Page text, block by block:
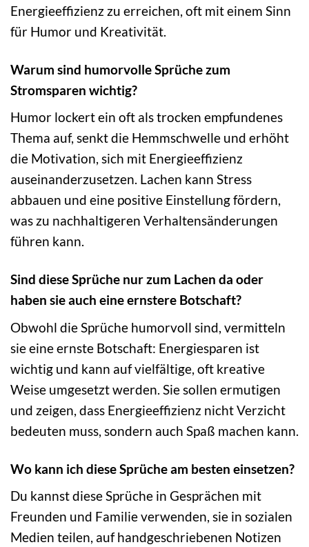
Energieeffizienz zu erreichen, oft mit einem Sinn
für Humor und Kreativität.
Warum sind humorvolle Sprüche zum
Stromsparen wichtig?
Humor lockert ein oft als trocken empfundenes
Thema auf, senkt die Hemmschwelle und erhöht
die Motivation, sich mit Energieeffizienz
auseinanderzusetzen. Lachen kann Stress
abbauen und eine positive Einstellung fördern,
was zu nachhaltigeren Verhaltensänderungen
führen kann.
Sind diese Sprüche nur zum Lachen da oder
haben sie auch eine ernstere Botschaft?
Obwohl die Sprüche humorvoll sind, vermitteln
sie eine ernste Botschaft: Energiesparen ist
wichtig und kann auf vielfältige, oft kreative
Weise umgesetzt werden. Sie sollen ermutigen
und zeigen, dass Energieeffizienz nicht Verzicht
bedeuten muss, sondern auch Spaß machen kann.
Wo kann ich diese Sprüche am besten einsetzen?
Du kannst diese Sprüche in Gesprächen mit
Freunden und Familie verwenden, sie in sozialen
Medien teilen, auf handgeschriebenen Notizen